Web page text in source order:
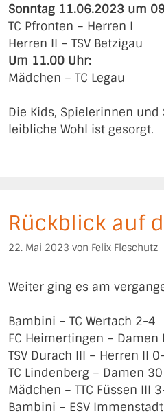
Sonntag 11.06.2023 um
TC Pfronten – Herren I
Herren II – TSV Betzigau
Um 11.00 Uhr:
Mädchen – TC Legau
Die Kids, Spielerinnen
leibliche Wohl ist gesorgt.
Rückblick auf
22. Mai 2023 von Felix Fleschutz
Weiter ging es am
Bambini – TC Wertach 2-4
FC Heimertingen – Damen
TSV Durach III – Herren II
TC Lindenberg – Damen
Mädchen – TTC Füssen III
Bambini – ESV